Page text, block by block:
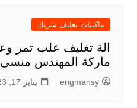
ماكينات تغليف شرنك
ماركة المهندس منسى
engmansy يناير 17, 2023